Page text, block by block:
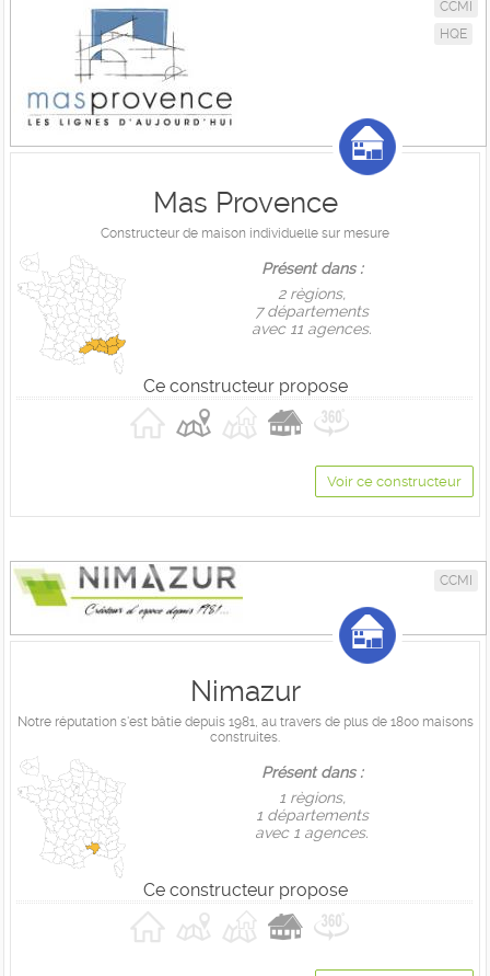
CCMI
HQE
Mas Provence
Constructeur de maison individuelle sur mesure
Présent dans :
2 règions,
7 départements
avec 11 agences.
Ce constructeur propose
Voir ce constructeur
CCMI
Nimazur
Notre réputation s'est bâtie depuis 1981, au travers de plus de 1800 maisons
construites.
Présent dans :
1 règions,
1 départements
avec 1 agences.
Ce constructeur propose